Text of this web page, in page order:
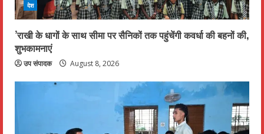
देश
’राखी के धागों के साथ सीमा पर सैनिकों तक पहुंचेंगी कवर्धा की बहनों की,
शुभकामनाएं
उप संपादक August 8, 2026